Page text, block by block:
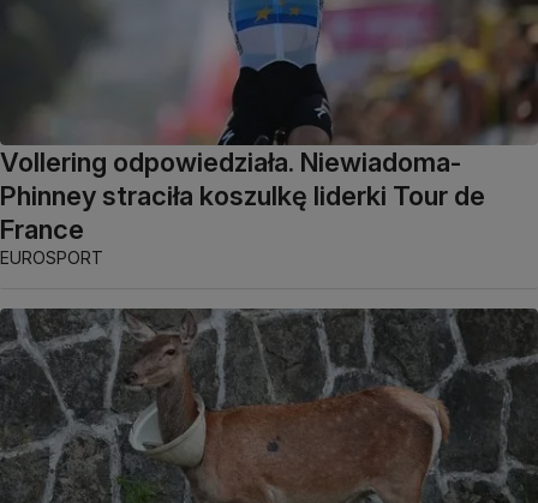
Vollering odpowiedziała. Niewiadoma-
Phinney straciła koszulkę liderki Tour de
France
EUROSPORT